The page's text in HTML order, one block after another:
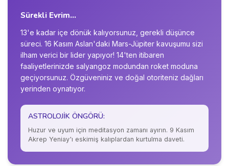
Sürekli Evrim...
13'e kadar içe dönük kalıyorsunuz, gerekli düşünce
süreci. 16 Kasım Aslan'daki Mars-Jüpiter kavuşumu sizi
ilham verici bir lider yapıyor! 14'ten itibaren
faaliyetlerinizde salyangoz modundan roket moduna
geçiyorsunuz. Özgüveniniz ve doğal otoriteniz dağları
yerinden oynatıyor.
ASTROLOJIK ÖNGÖRÜ:
Huzur ve uyum için meditasyon zamanı ayırın. 9 Kasım
Akrep Yeniay'ı eskimiş kalıplardan kurtulma daveti.